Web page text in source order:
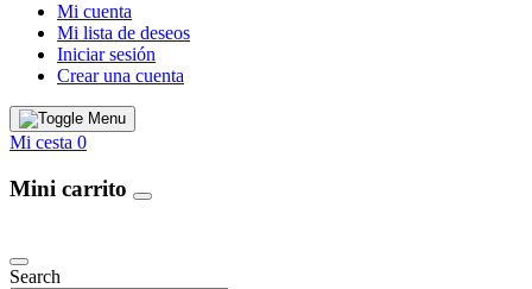
Mi cuenta
Mi lista de deseos
Iniciar sesión
Crear una cuenta
Mi cesta 0
Mini carrito
Search